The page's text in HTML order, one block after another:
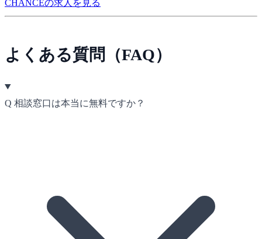
CHANCEの求人を見る
よくある質問（FAQ）
Q 相談窓口は本当に無料ですか？